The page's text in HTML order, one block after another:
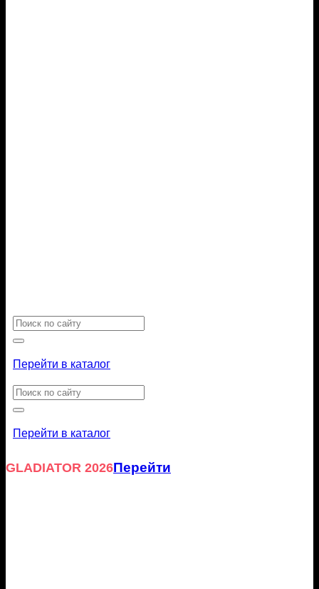
Искать:
Перейти в каталог
Искать:
Перейти в каталог
GLADIATOR 2026Перейти